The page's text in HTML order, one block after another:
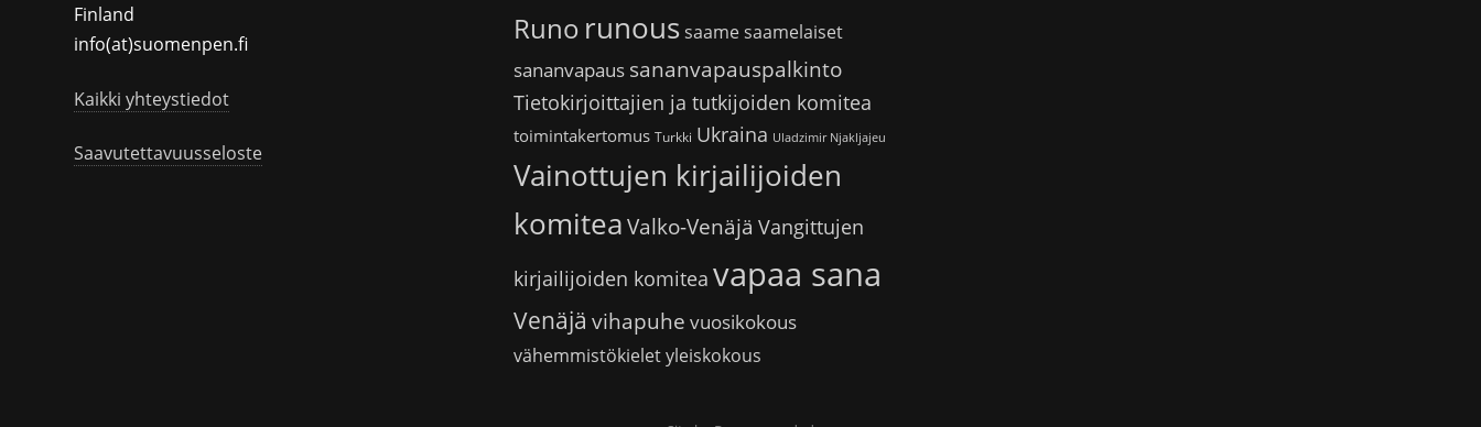
Finland
info(at)suomenpen.fi
Kaikki yhteystiedot
Saavutettavuusseloste
Runo runoussaamesaamelaiset
sananvapaus sananvapauspalkinto
Tietokirjoittajien ja tutkijoiden komitea
toimintakertomus Turkki Ukraina Uladzimir Njakljajeu
Vainottujen kirjailijoiden
komitea Valko-Venäjä Vangittujen
kirjailijoiden komitea vapaa sana
Venäjä vihapuhe vuosikokous
vähemmistökieletyleiskokous